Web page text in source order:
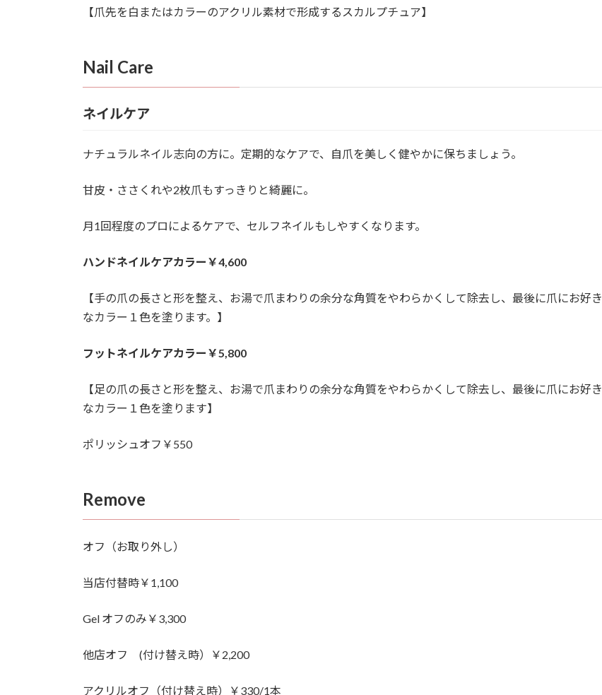
【爪先を白またはカラーのアクリル素材で形成するスカルプチュア】
Nail Care
ネイルケア
ナチュラルネイル志向の方に。定期的なケアで、自爪を美しく健やかに保ちましょう。
甘皮・ささくれや2枚爪もすっきりと綺麗に。
月1回程度のプロによるケアで、セルフネイルもしやすくなります。
ハンドネイルケアカラー￥4,600
【手の爪の長さと形を整え、お湯で爪まわりの余分な角質をやわらかくして除去し、最後に爪にお好き
なカラー１色を塗ります。】
フットネイルケアカラー￥5,800
【足の爪の長さと形を整え、お湯で爪まわりの余分な角質をやわらかくして除去し、最後に爪にお好き
なカラー１色を塗ります】
ポリッシュオフ￥550
Remove
オフ（お取り外し）
当店付替時￥1,100
Gel オフのみ￥3,300
他店オフ (付け替え時）￥2,200
アクリルオフ（付け替え時）￥330/1本